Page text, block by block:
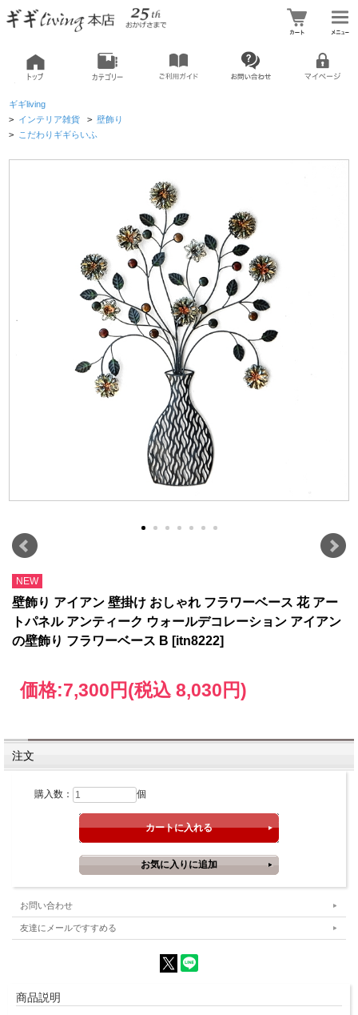
ギギliving
> インテリア雑貨 > 壁飾り
> こだわりギギらいふ
NEW
壁飾り アイアン 壁掛け おしゃれ フラワーベース 花 アー
トパネル アンティーク ウォールデコレーション アイアン
の壁飾り フラワーベース B [itn8222]
価格:7,300円(税込 8,030円)
注文
購入数： 個
お問い合わせ
友達にメールですすめる
商品説明